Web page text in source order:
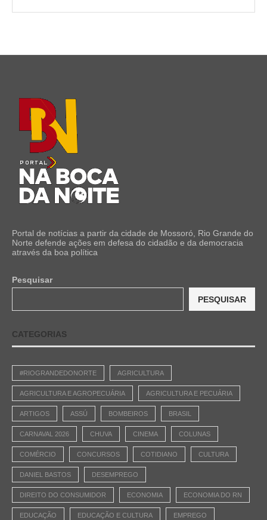
Portal de notícias a partir da cidade de Mossoró, Rio Grande do
Norte defende ações em defesa do cidadão e da democracia
através da boa política
Pesquisar
PESQUISAR
CATEGORIAS
#RIOGRANDEDONORTE AGRICULTURA
AGRICULTURA E AGROPECUÁRIA AGRICULTURA E PECUÁRIA
ARTIGOS ASSÚ BOMBEIROS BRASIL
CARNAVAL 2026 CHUVA CINEMA COLUNAS
COMÉRCIO CONCURSOS COTIDIANO CULTURA
DANIEL BASTOS DESEMPREGO
DIREITO DO CONSUMIDOR ECONOMIA ECONOMIA DO RN
EDUCAÇÃO EDUCAÇÃO E CULTURA EMPREGO